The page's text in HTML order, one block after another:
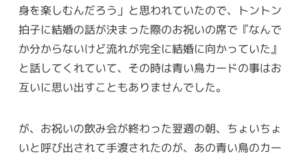
身を楽しむんだろう」と思われていたので、トントン
拍子に結婚の話が決まった際のお祝いの席で『なんで
か分からないけど流れが完全に結婚に向かっていた』
と話してくれていて、その時は青い鳥カードの事はお
互いに思い出すこともありませんでした。
が、お祝いの飲み会が終わった翌週の朝、ちょいちょ
いと呼び出されて手渡されたのが、あの青い鳥のカー